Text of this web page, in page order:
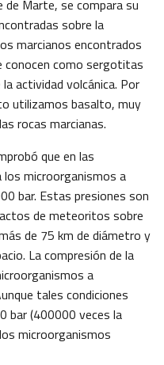
Marte, se compara su
sobre la
marcianos encontrados
conocen como sergotitas
actividad volcánica. Por
utilizamos basalto, muy
rocas marcianas.
que en las
microorganismos a
bar. Estas presiones son
de meteoritos sobre
de 75 km de diámetro y
La compresión de la
a
tales condiciones
bar (400000 veces la
microorganismos